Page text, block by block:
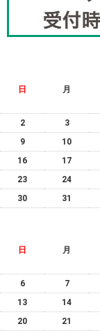
日 月
2
3
9
10
16
17
23
24
30
31
日 月
6
7
13
14
20
21